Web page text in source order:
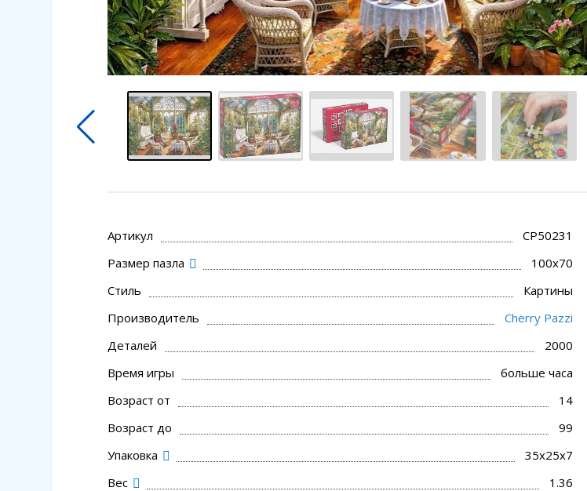
Артикул
CP50231
Размер пазла
100x70
Стиль
Картины
Производитель
Cherry Pazzi
Деталей
2000
Время игры
больше часа
Возраст от
14
Возраст до
99
Упаковка
35x25x7
Вес
1.36